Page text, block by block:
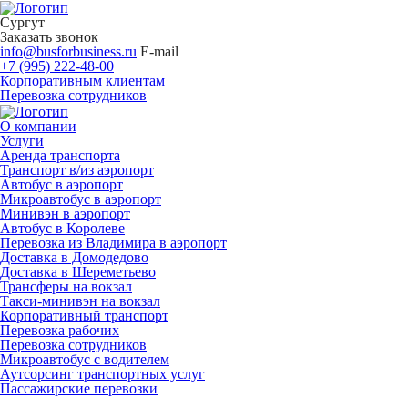
Сургут
Заказать звонок
info@busforbusiness.ru E-mail
+7 (995) 222-48-00
Корпоративным клиентам
Перевозка сотрудников
О компании
Услуги
Аренда транспорта
Транспорт в/из аэропорт
Автобус в аэропорт
Микроавтобус в аэропорт
Минивэн в аэропорт
Автобус в Королеве
Перевозка из Владимира в аэропорт
Доставка в Домодедово
Доставка в Шереметьево
Трансферы на вокзал
Такси-минивэн на вокзал
Корпоративный транспорт
Перевозка рабочих
Перевозка сотрудников
Микроавтобус с водителем
Аутсорсинг транспортных услуг
Пассажирские перевозки